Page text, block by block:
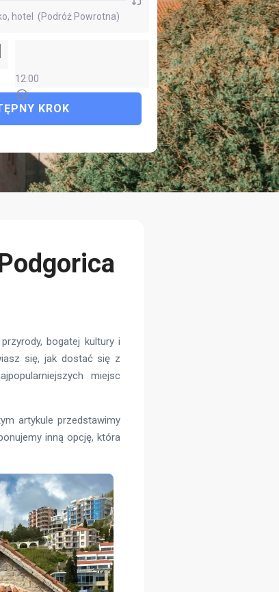
12:00
KROK
bogatej kultury i
się, jak dostać się z
miejsc
artykule przedstawimy
inną opcję, która